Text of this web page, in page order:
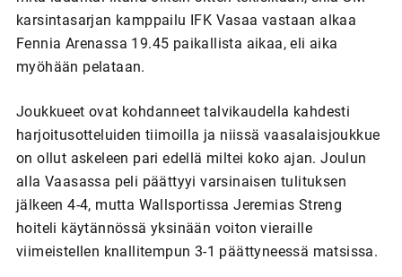
karsintasarjan kamppailu IFK Vasaa vastaan alkaa
Fennia Arenassa 19.45 paikallista aikaa, eli aika
myöhään pelataan.
Joukkueet ovat kohdanneet talvikaudella kahdesti
harjoitusotteluiden tiimoilla ja niissä vaasalaisjoukkue
on ollut askeleen pari edellä miltei koko ajan. Joulun
alla Vaasassa peli päättyyi varsinaisen tulituksen
jälkeen 4-4, mutta Wallsportissa Jeremias Streng
hoiteli käytännössä yksinään voiton vieraille
viimeistellen knallitempun 3-1 päättyneessä matsissa.